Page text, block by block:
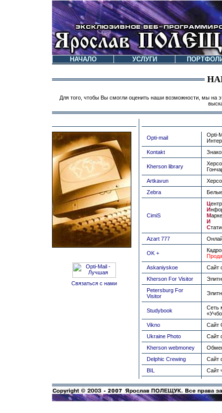
НАЧАЛО УСЛУГИ
Для того, чтобы Вы смогли оценить наши возможности, мы на
Связаться с нами
Opti-mail
Opti-
Kontakt
Kherson library
Artkavun
Zebra
CimiS
Центр
И
М
И
С
Azart 777
OK +
Askaniyskoe
Сайт
Kherson For Visitor
Petersburg For
Visitor
Studybook
Сеть
Vikno
Сайт
Ukraine Photo
Сайт
Kherson webmoney
Delphic Crewing
Сайт
BIL
Сайт